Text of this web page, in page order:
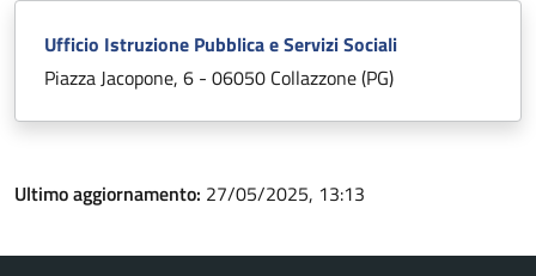
Ufficio Istruzione Pubblica e Servizi Sociali
Piazza Jacopone, 6 - 06050 Collazzone (PG)
Ultimo aggiornamento: 27/05/2025, 13:13